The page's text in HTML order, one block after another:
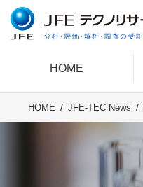
HOME
HOME JFE-TEC News